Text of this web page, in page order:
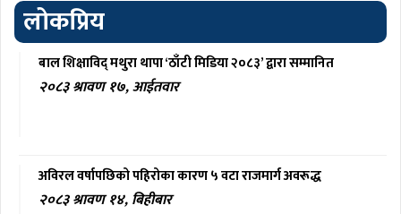
लोकप्रिय
बाल शिक्षाविद् मथुरा थापा ‘ठाँटी मिडिया २०८३’ द्वारा सम्मानित
२०८३ श्रावण १७, आईतवार
अविरल वर्षापछिको पहिरोका कारण ५ वटा राजमार्ग अवरूद्ध
२०८३ श्रावण १४, बिहीबार